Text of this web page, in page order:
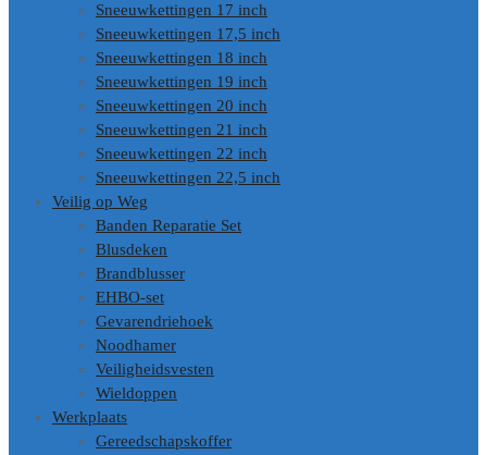
Sneeuwkettingen 17 inch
Sneeuwkettingen 17,5 inch
Sneeuwkettingen 18 inch
Sneeuwkettingen 19 inch
Sneeuwkettingen 20 inch
Sneeuwkettingen 21 inch
Sneeuwkettingen 22 inch
Sneeuwkettingen 22,5 inch
Veilig op Weg
Banden Reparatie Set
Blusdeken
Brandblusser
EHBO-set
Gevarendriehoek
Noodhamer
Veiligheidsvesten
Wieldoppen
Werkplaats
Gereedschapskoffer